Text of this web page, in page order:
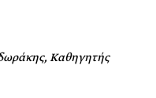
Καθηγητής